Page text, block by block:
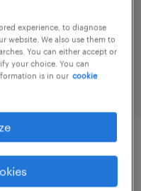
experience, to diagnose
website. We also use them to
You can either accept or
your choice. You can
is in our cookie